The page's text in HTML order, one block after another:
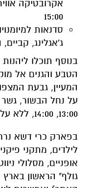
בנוסף תוכלו ליהנות מ
הטבע והגנים אל
המעיין, גבעת
13:00, 14:00, ללא עלות נוספת.
בפארק כרי דשא
לילדים, מתקני
אופניים, מסלולי
האתר) ואפשרות
איפה:בפארק
מתי: שבת, 22/2/2020, 10:00-16:00